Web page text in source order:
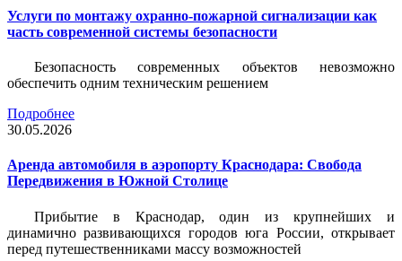
Услуги по монтажу охранно-пожарной сигнализации как
часть современной системы безопасности
Безопасность современных объектов невозможно
обеспечить одним техническим решением
Подробнее
30.05.2026
Аренда автомобиля в аэропорту Краснодара: Свобода
Передвижения в Южной Столице
Прибытие в Краснодар, один из крупнейших и
динамично развивающихся городов юга России, открывает
перед путешественниками массу возможностей